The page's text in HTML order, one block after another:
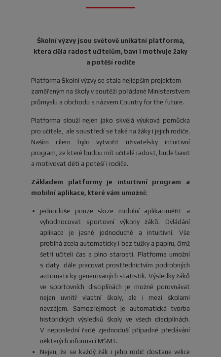
Školní výzvy jsou světově unikátní platforma,
která dělá radost učitelům, baví i motivuje žáky
a potěší rodiče
Platforma Školní výzvy se stala nejlepším projektem
zaměřeným na školy v soutěži pořádané Ministerstvem
průmyslu a obchodu s názvem Country for the future.
Platforma slouží nejen jako skvělá výuková pomůcka
pro učitele, ale soustředí se také na žáky i jejich rodiče.
Naším cílem bylo vytvořit uživatelsky intuitivní
program, ze které budou mít učitelé radost, bude bavit
a motivovat děti a potěší i rodiče.
Základem platformy je intuitivní program a
mobilní aplikace, které vám umožní:
jednoduše pouze skrze mobilní aplikaciměřit a
vyhodnocovat sportovní výkony žáků. Ovládání
aplikace je jasné jednoduché a intuitivní. Vše
probíhá zcela automaticky i bez tužky a papíru, čímž
šetří učiteli čas a plno starostí. Platforma umožní
s daty dále pracovat prostřednictvím podrobných
automaticky generovaných statistik. Výsledky žáků
ve sportovních disciplínách je možné porovnávat
nejen uvnitř vlastní školy, ale i mezi školami
navzájem. Samozřejmost je automatická tvorba
historických výsledků školy ve všech disciplínách.
V neposlední řadě zjednoduší případné předávání
některých informací MŠMT.
Nejen, že se každý žák i jeho rodič dostane velice